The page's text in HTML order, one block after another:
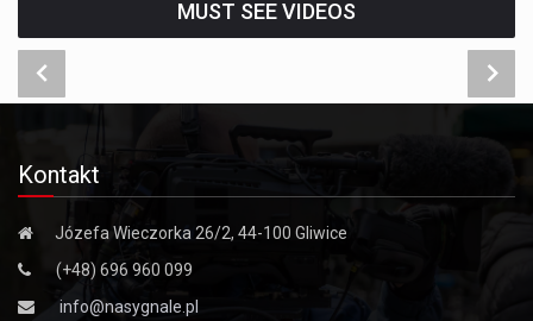
MUST SEE VIDEOS
Kontakt
Józefa Wieczorka 26/2, 44-100 Gliwice
(+48) 696 960 099
info@nasygnale.pl